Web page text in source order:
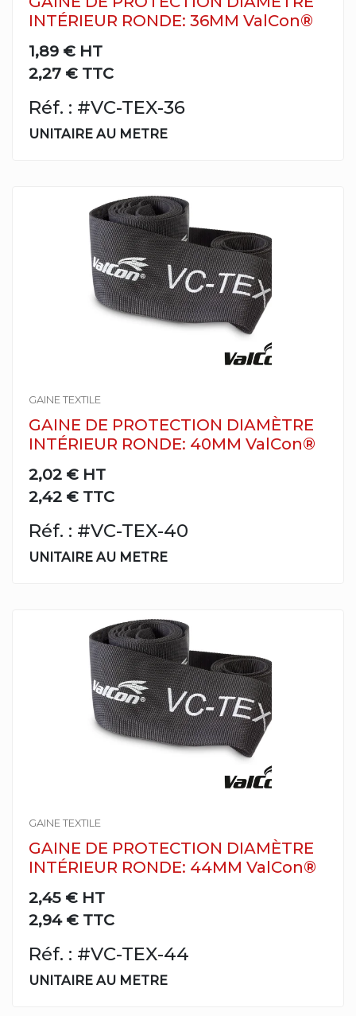
INTÉRIEUR RONDE: 36MM ValCon®
1,89 € HT
2,27 € TTC
Réf. : #VC-TEX-36
UNITAIRE AU METRE
GAINE TEXTILE
GAINE DE PROTECTION DIAMÈTRE
INTÉRIEUR RONDE: 40MM ValCon®
2,02 € HT
2,42 € TTC
Réf. : #VC-TEX-40
UNITAIRE AU METRE
GAINE TEXTILE
GAINE DE PROTECTION DIAMÈTRE
INTÉRIEUR RONDE: 44MM ValCon®
2,45 € HT
2,94 € TTC
Réf. : #VC-TEX-44
UNITAIRE AU METRE